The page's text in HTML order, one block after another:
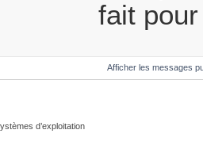
fait
Afficher les messages
d’exploitation